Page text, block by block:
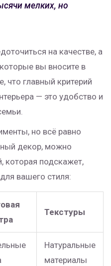
мелких, но
на качестве, а
вы вносите в
главный критерий
— это удобство и
но всё равно
декор, можно
которая подскажет,
вашего стиля:
Текстуры
Натуральные
материалы